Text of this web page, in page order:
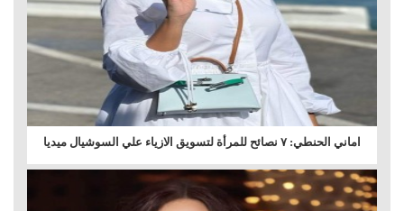
اماني الحنطي: ٧ نصائح للمرأة لتسويق الازياء علي السوشيال ميديا